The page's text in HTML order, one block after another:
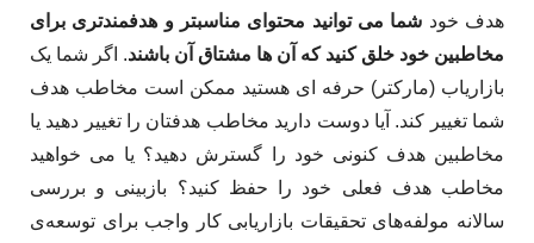
هدف خود شما می توانید محتوای مناسب­تر و هدف­مندتری برای
مخاطبین خود خلق کنید که آن ها مشتاق آن باشند. اگر شما یک
بازاریاب (مارکتر) حرفه­ ای هستید ممکن است مخاطب هدف
شما تغییر کند. آیا دوست دارید مخاطب هدفتان را تغییر دهید یا
مخاطبین هدف کنونی خود را گسترش دهید؟ یا می­ خواهید
مخاطب هدف فعلی خود را حفظ کنید؟ بازبینی و بررسی
سالانه مولفه‌­های تحقیقات بازاریابی کار واجب برای توسعه­‌ی